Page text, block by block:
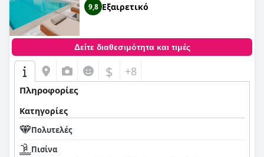
9,8 Εξαιρετικό
Δείτε διαθεσιμότητα και τιμές
$ +8
Πληροφορίες
Κατηγορίες
Πολυτελές
Πισίνα